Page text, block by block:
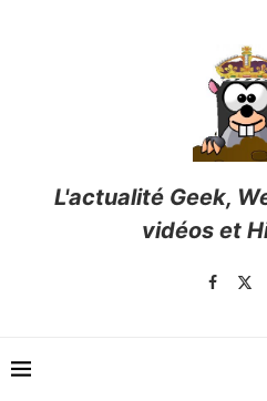
L'actualité Geek,
vidéos et